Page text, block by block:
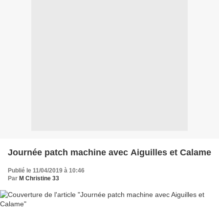
Journée patch machine avec Aiguilles et Calame
Publié le 11/04/2019 à 10:46
Par M Christine 33